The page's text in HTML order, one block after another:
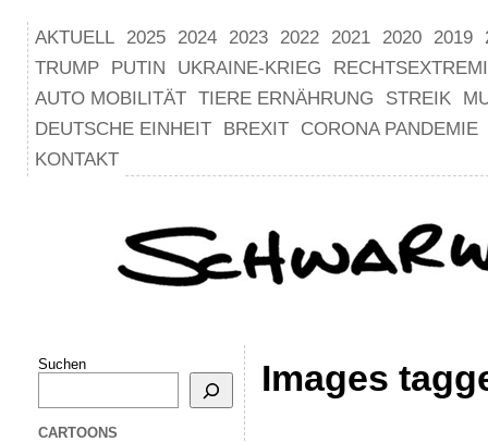
AKTUELL 2025 2024 2023 2022 2021 2020 2019
TRUMP
PUTIN UKRAINE-KRIEG
AUTO MOBILITÄT TIERE ERNÄHRUNG STREIK
DEUTSCHE EINHEIT
BREXIT
CORONA PANDEMIE
KONTAKT
Suchen
CARTOONS
Images